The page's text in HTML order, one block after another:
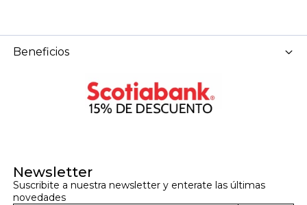
Newsletter
Suscribite a nuestra newsletter y enterate las últimas
novedades
Beneficios